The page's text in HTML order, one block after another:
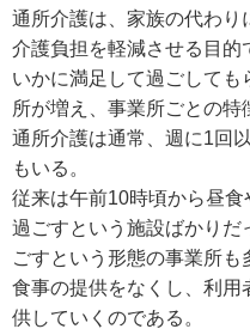
通所介護は、家族の代わ
介護負担を軽減させる目的
いかに満足して過ごして
所が増え、事業所ごとの特
通所介護は通常、週に1回
もいる。
従来は午前10時頃から昼
過ごすという施設ばかりだ
ごすという形態の事業所も
食事の提供をなくし、利用
供していくのである。